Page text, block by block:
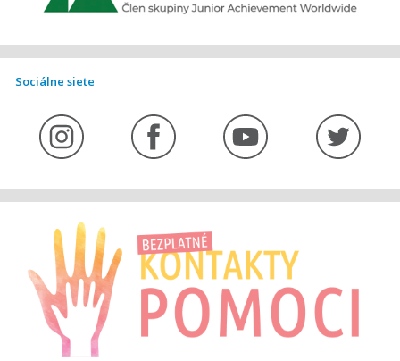
Sociálne siete